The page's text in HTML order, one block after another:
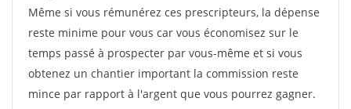
Même si vous rémunérez ces prescripteurs, la dépense
reste minime pour vous car vous économisez sur le
temps passé à prospecter par vous-même et si vous
obtenez un chantier important la commission reste
mince par rapport à l'argent que vous pourrez gagner.